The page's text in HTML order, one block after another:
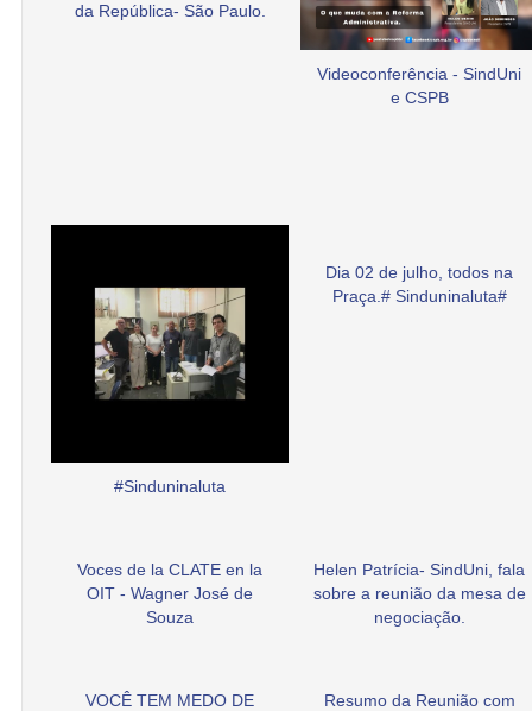
da República- São Paulo.
Videoconferência - SindUni
e CSPB
#Sinduninaluta
Dia 02 de julho, todos na
Praça.# Sinduninaluta#
Voces de la CLATE en la
OIT - Wagner José de
Souza
Helen Patrícia- SindUni, fala
sobre a reunião da mesa de
negociação.
VOCÊ TEM MEDO DE
Resumo da Reunião com